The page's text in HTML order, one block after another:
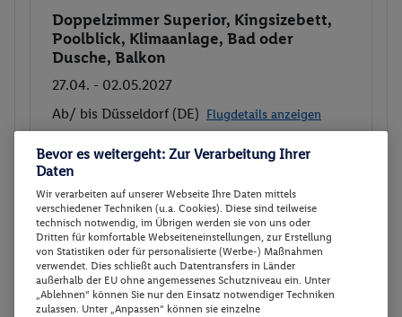
Buchen
Doppelzimmer Superior, Kingsizebett,
Poolblick, Klimaanlage, Bad oder
Dusche, Balkon
27.04. - 02.05.2027
Ab/ bis Düsseldorf (DE) Flugdetails anzeigen
Doppelzimmer Superior, Kingsizebett,
Dusche, Balkon
Frühstück
1182.-
Gesamt 2364 €
Veranstalter:byebye gmbh
Weitere Informationen des
Veranstalters
Buchen
Bevor es weitergeht: Zur Verarbeitung Ihrer
Daten
Wir verarbeiten auf unserer Webseite Ihre Daten mittels
verschiedener Techniken (u.a. Cookies). Diese sind teilweise
technisch notwendig, im Übrigen werden sie von uns oder
Dritten für komfortable Webseiteneinstellungen, zur Erstellung
von Statistiken oder für personalisierte (Werbe-) Maßnahmen
verwendet. Dies schließt auch Datentransfers in Länder
außerhalb der EU ohne angemessenes Schutzniveau ein. Unter
„Ablehnen“ können Sie nur den Einsatz notwendiger Techniken
zulassen. Unter „Anpassen“ können sie einzelne